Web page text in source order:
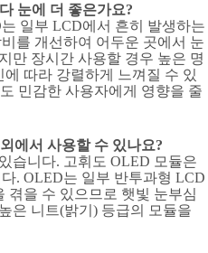
눈에 더 좋은가요?
일부 LCD에서 흔히 발생하는
를 개선하여 어두운 곳에서 눈
만 장시간 사용할 경우 높은 명
따라 강렬하게 느껴질 수 있
민감한 사용자에게 영향을 줄
에서 사용할 수 있나요?
습니다. 고휘도 OLED 모듈은
. OLED는 일부 반투과형 LCD
겪을 수 있으므로 햇빛 눈부심
은 니트(밝기) 등급의 모듈을